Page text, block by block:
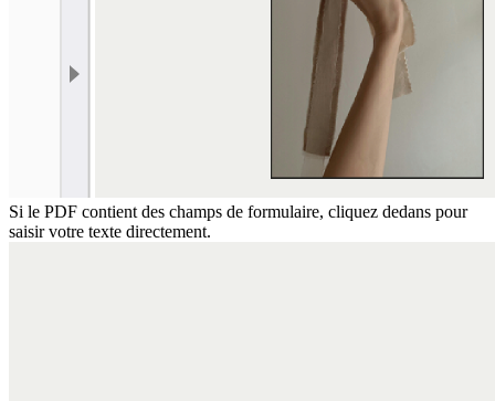
Si le PDF contient des champs de formulaire, cliquez dedans pour
saisir votre texte directement.